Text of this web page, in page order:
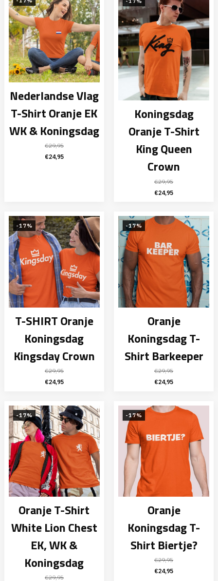
Nederlandse Vlag
T-Shirt Oranje EK
WK & Koningsdag
€29,95
Oorspronkelijke
€24,95Huidige
Koningsdag
Oranje T-Shirt
King Queen
Crown
€29,95
Oorspronkelijke
was:
€29,95.
€24,95Huidige
is:
€24,95.
-17%
T-SHIRT Oranje
Koningsdag
Kingsday Crown
€29,95
Oorspronkelijke
was:
€29,95.
€24,95Huidige
is:
€24,95.
-17%
Oranje
Koningsdag T-
Shirt Barkeeper
€29,95
Oorspronkelijke
was:
€29,95.
€24,95Huidige
is:
€24,95.
-17%
Oranje T-Shirt
White Lion Chest
EK, WK &
Koningsdag
€29,95
-17%
Oranje
Koningsdag T-
Shirt Biertje?
€29,95
Oorspronkelijke
€24,95Huidige